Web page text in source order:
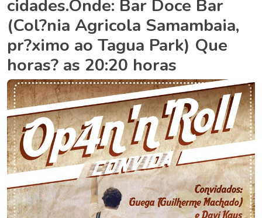
cidades.Onde: Bar Doce Bar
(Col?nia Agricola Samambaia,
pr?ximo ao Tagua Park) Que
horas? as 20:20 horas